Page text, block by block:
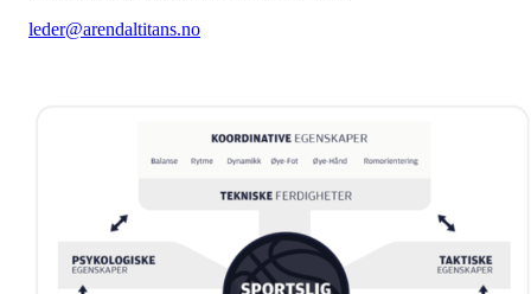
leder@arendaltitans.no